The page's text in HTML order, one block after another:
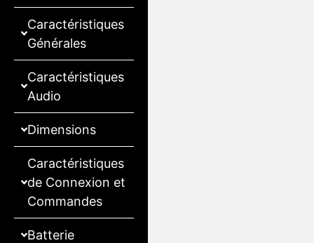
Caractéristiques
Générales
Caractéristiques
Audio
Dimensions
Caractéristiques
de Connexion et
Commandes
Batterie